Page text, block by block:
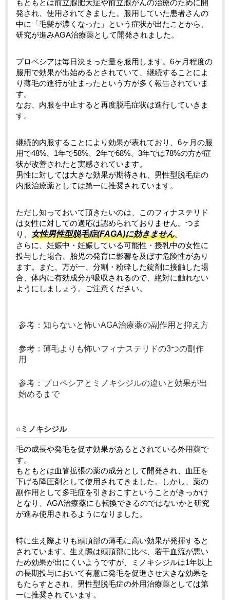
もともとは前立腺肥大症や前立腺がんの治療のために開
発され、使用されてきました。服用していた患者さんの
中に「毛髪が濃くなった」という症状が出たことから、
研究が進みAGA治療薬として開発されました。
プロペシアは毎日決まった量を服用します。6ヶ月程度の
服用で効果が出始めるとされていて、継続することによ
り薄毛の進行が止まったという方が多く報告されていま
す。
なお、内服を中止すると再度脱毛症状は進行していきま
す。
継続的内服することにより効果が表れており、6ヶ月の服
用で48%、1年で58%、2年で68%、3年では78%の方が症
状が改善されたと実感されています。
男性に対しては大きな効果が期待され、男性型脱毛症の
内服治療薬としては第一に推奨されています。
ただし知っておいて頂きたいのは、このフィナステリド
は女性に対しての適応は認められておりません。つま
り、 女性男性型脱毛症(FAGA)に効きません。
さらに、妊娠中・妊娠している可能性・授乳中の女性に
投与した場合、胎児の発育に影響を及ぼす危険性があり
ます。また、万が一、分割・粉砕した錠剤に接触した場
合、体内に有効成分が吸収されるので、絶対に触れない
ようにしましょう。ご注意ください。
参考：知らないと怖いAGA治療薬の副作用と抑え方
参考：薄毛よりも怖いフィナステリドの3つの副作
用
参考：プロペシアとミノキシジルの違いと効果が出
始めるまで
○ミノキシジル
毛の成長や発毛を促す効果があるとされている外用薬で
す。
もともとは血管拡張の薬の成分として開発され、血圧を
下げる降圧剤として使用されてきました。しかし、薬の
副作用として多毛症を引きおこすということがきっかけ
となり、AGA治療薬にも転換できるのではないかと研究
が進み使用されるようになりました。
特に生え際よりも頭頂部の薄毛に高い効果が発揮すると
されています。生え際は頭頂部に比べ、若干血流が悪い
ため効果が出にくいようですが、ミノキシジルは1年以上
の長期投与において有意に発毛を促進させ大きな効果を
もたらすとされ、男性型脱毛症の外用治療薬としては第
一に推奨されています。